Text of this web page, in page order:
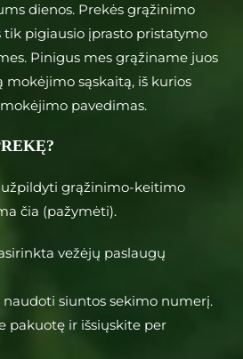
dienos. Prekės grąžinimo
tik pigiausio įprasto pristatymo
Pinigus mes grąžiname juos
mokėjimo sąskaitą, iš kurios
pavedimas.
užpildyti grąžinimo-keitimo
čia (pažymėti).
vežėjų paslaugų
siuntos sekimo numerį.
pakuotę ir išsiųskite per